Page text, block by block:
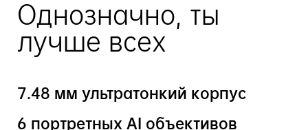
Reno4 Pro
Спецификации
Однозначно, ты
лучше всех
7.48 мм ультратонкий корпус
6 портретных AI объективов